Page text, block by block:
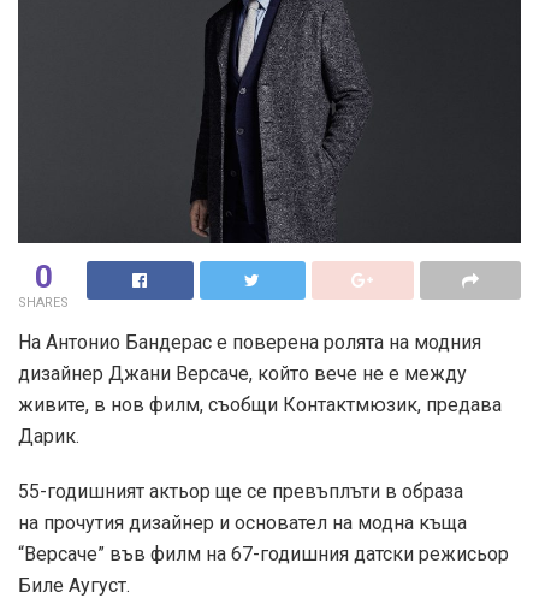
0
SHARES
На Антонио Бандерас е поверена ролята на модния
дизайнер Джани Версаче, който вече не е между
живите, в нов филм, съобщи Контактмюзик, предава
Дарик.
55-годишният актьор ще се превъплъти в образа
на прочутия дизайнер и основател на модна къща
“Версаче” във филм на 67-годишния датски режисьор
Биле Аугуст.